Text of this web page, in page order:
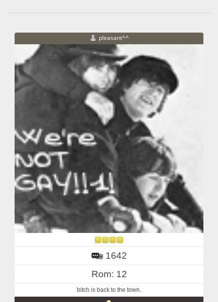
pleasant^^
1642
Rom: 12
bitch is back to the town.